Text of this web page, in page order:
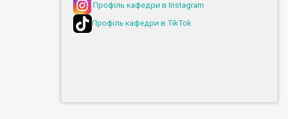
Профіль кафедри в Instagram
Профіль кафедри в TikTok